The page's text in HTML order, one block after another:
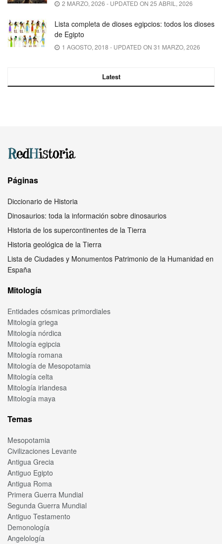
2 MARZO, 2026 - UPDATED ON 25 ABRIL, 2026
Lista completa de dioses egipcios: todos los dioses
de Egipto
1 AGOSTO, 2018 - UPDATED ON 31 MARZO, 2026
Latest
Páginas
Diccionario de Historia
Dinosaurios: toda la información sobre dinosaurios
Historia de los supercontinentes de la Tierra
Historia geológica de la Tierra
Lista de Ciudades y Monumentos Patrimonio de la Humanidad en
España
Mitología
Entidades cósmicas primordiales
Mitología griega
Mitología nórdica
Mitología egipcia
Mitología romana
Mitología de Mesopotamia
Mitología celta
Mitología irlandesa
Mitología maya
Temas
Mesopotamia
Civilizaciones Levante
Antigua Grecia
Antiguo Egipto
Antigua Roma
Primera Guerra Mundial
Segunda Guerra Mundial
Antiguo Testamento
Demonología
Angelología